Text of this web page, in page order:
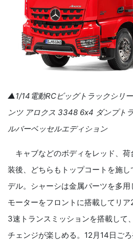
▲1/14電動RCビッグトラックシリ
ンツ アロクス 3348 6x4 ダンプト
ルバーベッセルエディション
キャブなどのボディをレッド、荷
装後、どちらもトップコートを施
デル。シャーシは金属パーツを多用
モーターをフロントに搭載してリ
3速トランスミッションを搭載して
チェンジが楽しめる。12月14日ご